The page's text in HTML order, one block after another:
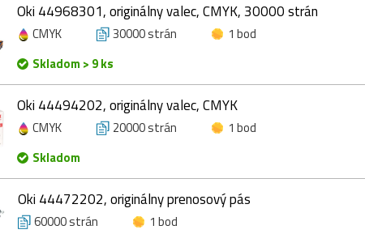
Oki 44968301, originálny valec, CMYK, 30000 strán
CMYK 30000 strán
1 bod
Skladom > 9 ks
Oki 44494202, originálny valec, CMYK
CMYK 20000 strán
1 bod
Skladom
Oki 44472202, originálny prenosový pás
60000 strán
1 bod